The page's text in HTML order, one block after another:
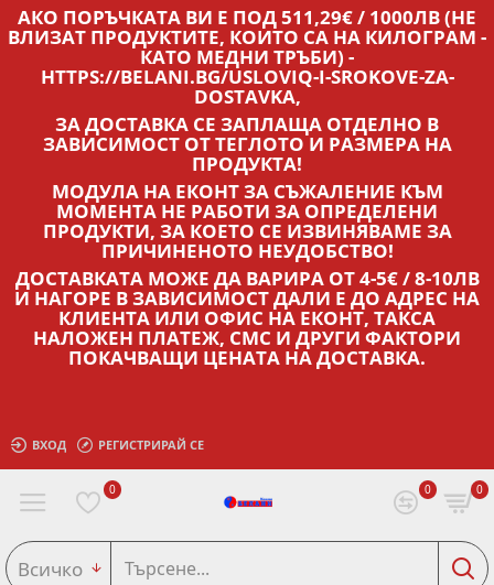
АКО ПОРЪЧКАТА ВИ Е ПОД 511,29€ / 1000ЛВ (НЕ
ВЛИЗАТ ПРОДУКТИТЕ, КОИТО СА НА КИЛОГРАМ -
КАТО МЕДНИ ТРЪБИ) -
HTTPS://BELANI.BG/USLOVIQ-I-SROKOVE-ZA-
DOSTAVKA,
ЗА ДОСТАВКА СЕ ЗАПЛАЩА ОТДЕЛНО В
ЗАВИСИМОСТ ОТ ТЕГЛОТО И РАЗМЕРА НА
ПРОДУКТА!
МОДУЛА НА ЕКОНТ ЗА СЪЖАЛЕНИЕ КЪМ
МОМЕНТА НЕ РАБОТИ ЗА ОПРЕДЕЛЕНИ
ПРОДУКТИ, ЗА КОЕТО СЕ ИЗВИНЯВАМЕ ЗА
ПРИЧИНЕНОТО НЕУДОБСТВО!
ДОСТАВКАТА МОЖЕ ДА ВАРИРА ОТ 4-5€ / 8-10ЛВ
И НАГОРЕ В ЗАВИСИМОСТ ДАЛИ Е ДО АДРЕС НА
КЛИЕНТА ИЛИ ОФИС НА ЕКОНТ, ТАКСА
НАЛОЖЕН ПЛАТЕЖ, СМС И ДРУГИ ФАКТОРИ
ПОКАЧВАЩИ ЦЕНАТА НА ДОСТАВКА.
ВХОД РЕГИСТРИРАЙ СЕ
0 0 0
Всичко